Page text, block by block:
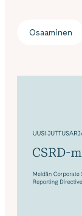
Osaaminen